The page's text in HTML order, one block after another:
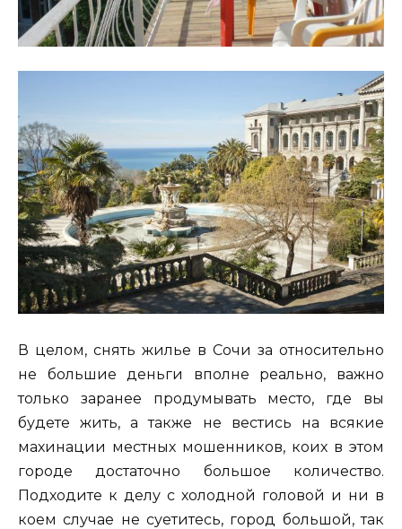
В целом, снять жилье в Сочи за относительно
не большие деньги вполне реально, важно
только заранее продумывать место, где вы
будете жить, а также не вестись на всякие
махинации местных мошенников, коих в этом
городе достаточно большое количество.
Подходите к делу с холодной головой и ни в
коем случае не суетитесь, город большой, так